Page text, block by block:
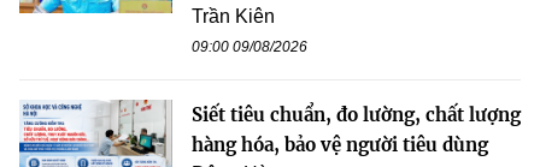
Trần Kiên
09:00 09/08/2026
Siết tiêu chuẩn, đo lường, chất lượng
hàng hóa, bảo vệ người tiêu dùng